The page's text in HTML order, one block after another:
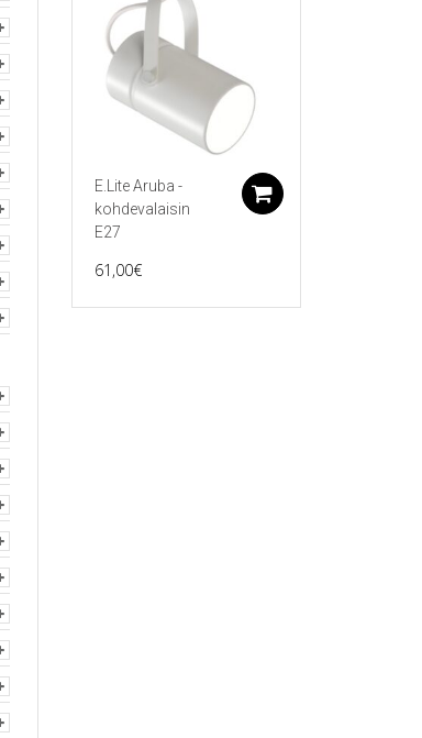
E.Lite Aruba -
kohdevalaisin
E27
61,00€